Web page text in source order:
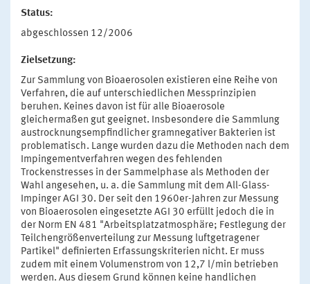
Status:
abgeschlossen 12/2006
Zielsetzung:
Zur Sammlung von Bioaerosolen existieren eine Reihe von
Verfahren, die auf unterschiedlichen Messprinzipien
beruhen. Keines davon ist für alle Bioaerosole
gleichermaßen gut geeignet. Insbesondere die Sammlung
austrocknungsempfindlicher gramnegativer Bakterien ist
problematisch. Lange wurden dazu die Methoden nach dem
Impingementverfahren wegen des fehlenden
Trockenstresses in der Sammelphase als Methoden der
Wahl angesehen, u. a. die Sammlung mit dem All-Glass-
Impinger AGI 30. Der seit den 1960er-Jahren zur Messung
von Bioaerosolen eingesetzte AGI 30 erfüllt jedoch die in
der Norm EN 481 "Arbeitsplatzatmosphäre; Festlegung der
Teilchengrößenverteilung zur Messung luftgetragener
Partikel" definierten Erfassungskriterien nicht. Er muss
zudem mit einem Volumenstrom von 12,7 l/min betrieben
werden. Aus diesem Grund können keine handlichen